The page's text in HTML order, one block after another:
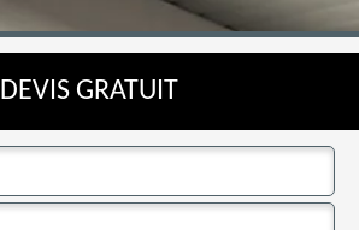
DEVIS GRATUIT